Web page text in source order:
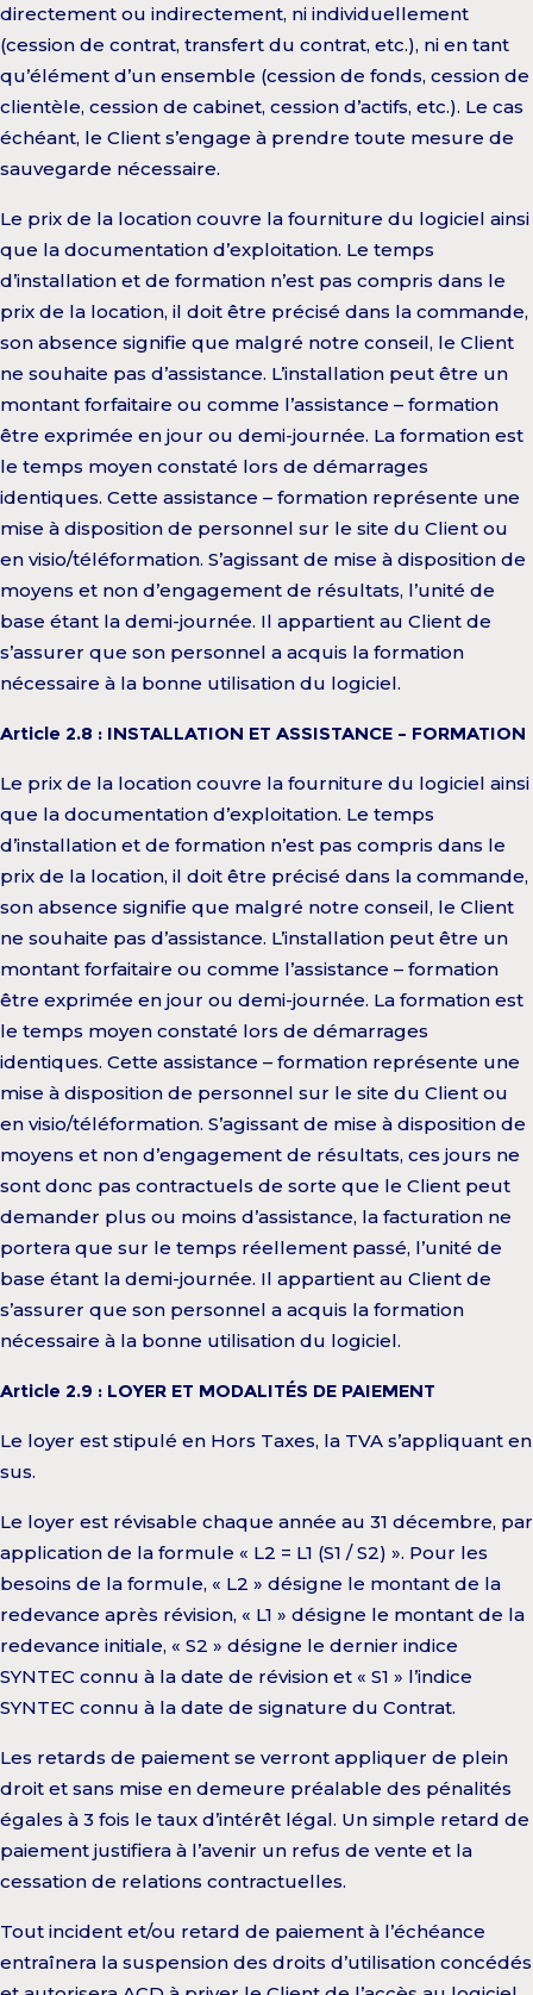
directement ou indirectement, ni individuellement
(cession de contrat, transfert du contrat, etc.), ni en tant
qu’élément d’un ensemble (cession de fonds, cession de
clientèle, cession de cabinet, cession d’actifs, etc.). Le cas
échéant, le Client s’engage à prendre toute mesure de
sauvegarde nécessaire.
Le prix de la location couvre la fourniture du logiciel ainsi
que la documentation d’exploitation. Le temps
d’installation et de formation n’est pas compris dans le
prix de la location, il doit être précisé dans la commande,
son absence signifie que malgré notre conseil, le Client
ne souhaite pas d’assistance. L’installation peut être un
montant forfaitaire ou comme l’assistance – formation
être exprimée en jour ou demi-journée. La formation est
le temps moyen constaté lors de démarrages
identiques. Cette assistance – formation représente une
mise à disposition de personnel sur le site du Client ou
en visio/téléformation. S’agissant de mise à disposition de
moyens et non d’engagement de résultats, l’unité de
base étant la demi-journée. Il appartient au Client de
s’assurer que son personnel a acquis la formation
nécessaire à la bonne utilisation du logiciel.
Article 2.8 : INSTALLATION ET ASSISTANCE – FORMATION
Le prix de la location couvre la fourniture du logiciel ainsi
que la documentation d’exploitation. Le temps
d’installation et de formation n’est pas compris dans le
prix de la location, il doit être précisé dans la commande,
son absence signifie que malgré notre conseil, le Client
ne souhaite pas d’assistance. L’installation peut être un
montant forfaitaire ou comme l’assistance – formation
être exprimée en jour ou demi-journée. La formation est
le temps moyen constaté lors de démarrages
identiques. Cette assistance – formation représente une
mise à disposition de personnel sur le site du Client ou
en visio/téléformation. S’agissant de mise à disposition de
moyens et non d’engagement de résultats, ces jours ne
sont donc pas contractuels de sorte que le Client peut
demander plus ou moins d’assistance, la facturation ne
portera que sur le temps réellement passé, l’unité de
base étant la demi-journée. Il appartient au Client de
s’assurer que son personnel a acquis la formation
nécessaire à la bonne utilisation du logiciel.
Article 2.9 : LOYER ET MODALITÉS DE PAIEMENT
Le loyer est stipulé en Hors Taxes, la TVA s’appliquant en
sus.
Le loyer est révisable chaque année au 31 décembre, par
application de la formule « L2 = L1 (S1 / S2) ». Pour les
besoins de la formule, « L2 » désigne le montant de la
redevance après révision, « L1 » désigne le montant de la
redevance initiale, « S2 » désigne le dernier indice
SYNTEC connu à la date de révision et « S1 » l’indice
SYNTEC connu à la date de signature du Contrat.
Les retards de paiement se verront appliquer de plein
droit et sans mise en demeure préalable des pénalités
égales à 3 fois le taux d’intérêt légal. Un simple retard de
paiement justifiera à l’avenir un refus de vente et la
cessation de relations contractuelles.
Tout incident et/ou retard de paiement à l’échéance
entraînera la suspension des droits d’utilisation concédés